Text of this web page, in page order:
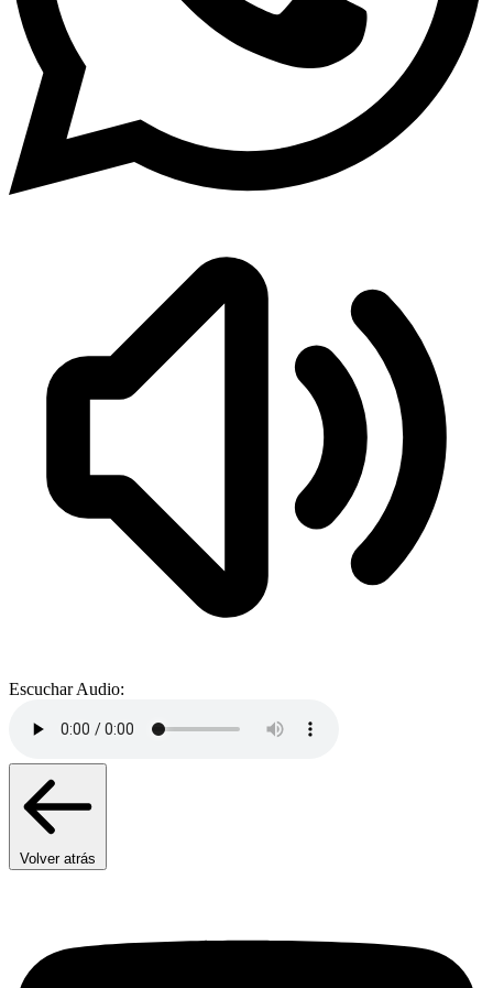
Escuchar Audio:
Volver atrás